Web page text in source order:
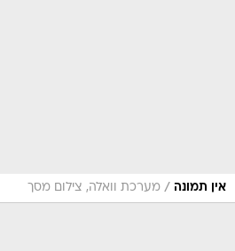
אין תמונה / מערכת וואלה, צילום מסך